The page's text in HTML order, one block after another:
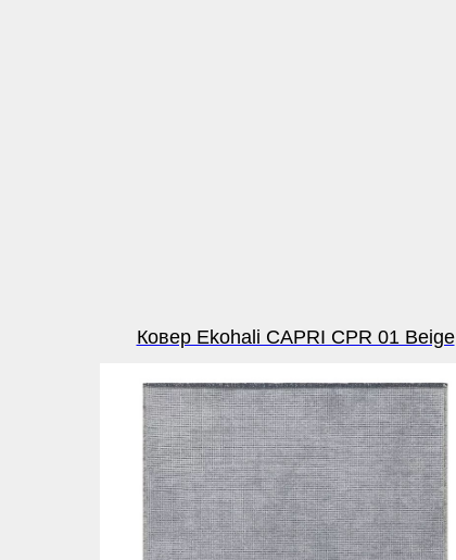
Ковер Ekohali CAPRI CPR 01 Beige